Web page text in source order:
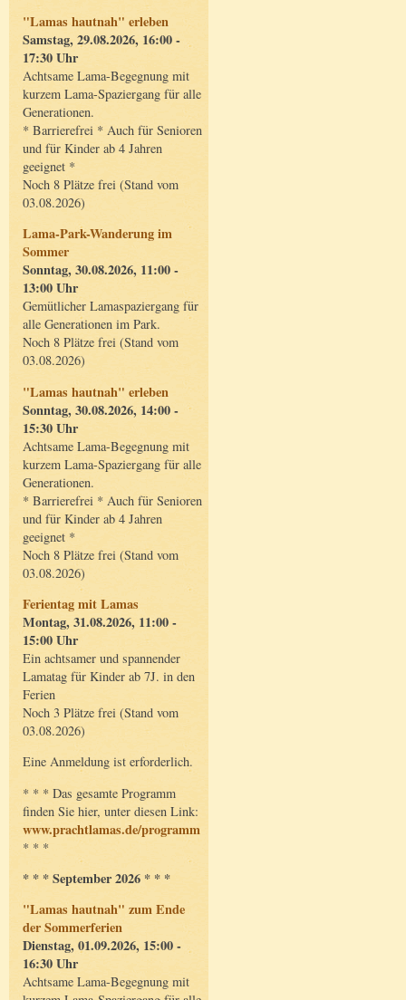
"Lamas hautnah" erleben
Samstag, 29.08.2026, 16:00 -
17:30 Uhr
Achtsame Lama-Begegnung mit
kurzem Lama-Spaziergang für alle
Generationen.
* Barrierefrei * Auch für Senioren
und für Kinder ab 4 Jahren
geeignet *
Noch 8 Plätze frei (Stand vom
03.08.2026)
Lama-Park-Wanderung im
Sommer
Sonntag, 30.08.2026, 11:00 -
13:00 Uhr
Gemütlicher Lamaspaziergang für
alle Generationen im Park.
Noch 8 Plätze frei (Stand vom
03.08.2026)
"Lamas hautnah" erleben
Sonntag, 30.08.2026, 14:00 -
15:30 Uhr
Achtsame Lama-Begegnung mit
kurzem Lama-Spaziergang für alle
Generationen.
* Barrierefrei * Auch für Senioren
und für Kinder ab 4 Jahren
geeignet *
Noch 8 Plätze frei (Stand vom
03.08.2026)
Ferientag mit Lamas
Montag, 31.08.2026, 11:00 -
15:00 Uhr
Ein achtsamer und spannender
Lamatag für Kinder ab 7J. in den
Ferien
Noch 3 Plätze frei (Stand vom
03.08.2026)
Eine Anmeldung ist erforderlich.
* * * Das gesamte Programm
finden Sie hier, unter diesen Link:
www.prachtlamas.de/programm
* * *
* * * September 2026 * * *
"Lamas hautnah" zum Ende
der Sommerferien
Dienstag, 01.09.2026, 15:00 -
16:30 Uhr
Achtsame Lama-Begegnung mit